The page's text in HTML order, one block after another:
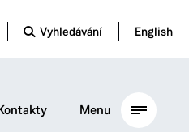
Vyhledávání English
Menu